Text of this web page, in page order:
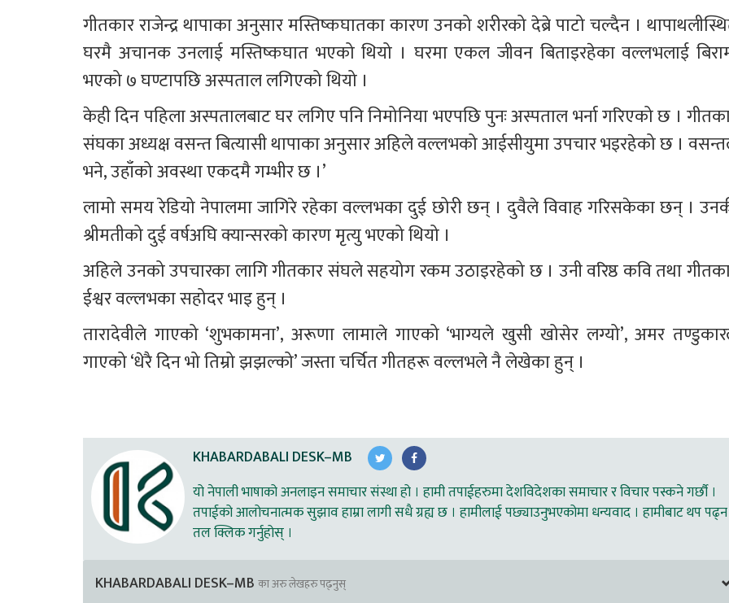
गीतकार राजेन्द्र थापाका अनुसार मस्तिष्कघातका कारण उनको शरीरको देब्रे पाटो चल्दैन ।
घरमै अचानक उनलाई मस्तिष्कघात भएको थियो । घरमा एकल जीवन बिताइरहेका वल्लभलाई
भएको ७ घण्टापछि अस्पताल लगिएको थियो ।
केही दिन पहिला अस्पतालबाट घर लगिए पनि निमोनिया भएपछि पुनः अस्पताल भर्ना गरिएको छ ।
संघका अध्यक्ष वसन्त बित्यासी थापाका अनुसार अहिले वल्लभको आईसीयुमा उपचार भइरहेको छ ।
भने, उहाँको अवस्था एकदमै गम्भीर छ ।’
लामो समय रेडियो नेपालमा जागिरे रहेका वल्लभका दुई छोरी छन् । दुवैले विवाह गरिसकेका छन् ।
श्रीमतीको दुई वर्षअघि क्यान्सरको कारण मृत्यु भएको थियो ।
अहिले उनको उपचारका लागि गीतकार संघले सहयोग रकम उठाइरहेको छ । उनी वरिष्ठ कवि तथा
ईश्वर वल्लभका सहोदर भाइ हुन् ।
तारादेवीले गाएको ‘शुभकामना’, अरूणा लामाले गाएको ‘भाग्यले खुसी खोसेर लग्यो’, अमर
गाएको ‘धेरै दिन भो तिम्रो झझल्को’ जस्ता चर्चित गीतहरू वल्लभले नै लेखेका हुन् ।
KHABARDABALI DESK–MB
यो नेपाली भाषाको अनलाइन समाचार संस्था हो । हामी तपाईहरुमा देशविदेशका समाचार र विचार पस्कने गर्छौ ।
तपाईको आलोचनात्मक सुझाव हाम्रा लागी सधै ग्रह्य छ । हामीलाई पछ्याउनुभएकोमा धन्यवाद । हामीबाट थप पढ्न
तल क्लिक गर्नुहोस् ।
KHABARDABALI DESK–MB का अरु लेखहरु पढ्नुस्